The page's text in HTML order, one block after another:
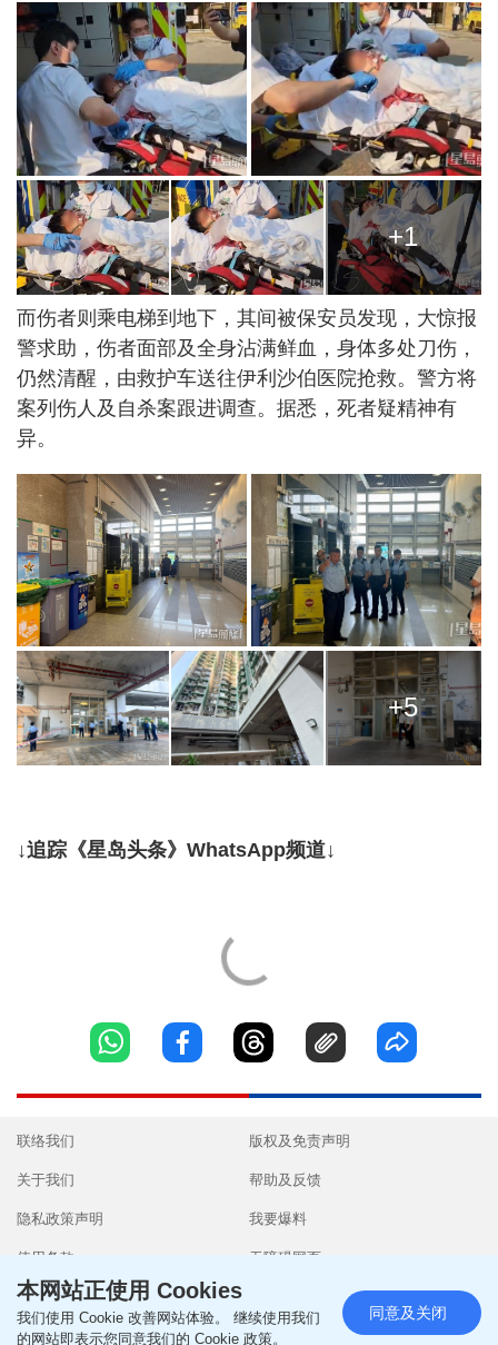
+1
而伤者则乘电梯到地下，其间被保安员发现，大惊报
警求助，伤者面部及全身沾满鲜血，身体多处刀伤，
仍然清醒，由救护车送往伊利沙伯医院抢救。警方将
案列伤人及自杀案跟进调查。据悉，死者疑精神有
异。
+5
↓追踪《星岛头条》WhatsApp频道↓
联络我们
关于我们
隐私政策声明
使用条款
版权及免责声明
帮助及反馈
我要爆料
无障碍网页
本网站正使用 Cookies
我们使用 Cookie 改善网站体验。 继续使用我们
的网站即表示您同意我们的 Cookie 政策。
同意及关闭